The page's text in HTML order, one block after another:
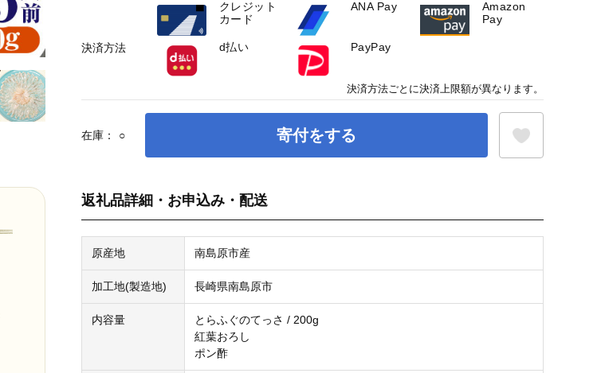
在庫： ○ 寄付をする
返礼品詳細・お申込み・配送
原産地 南島原市産
加工地(製造地) 長崎県南島原市
内容量
とらふぐのてっさ / 200g
紅葉おろし
ポン酢
決済方法
クレジット
カード
ANA Pay
Amazon
Pay
d払い PayPay
決済方法ごとに決済上限額が異なります。